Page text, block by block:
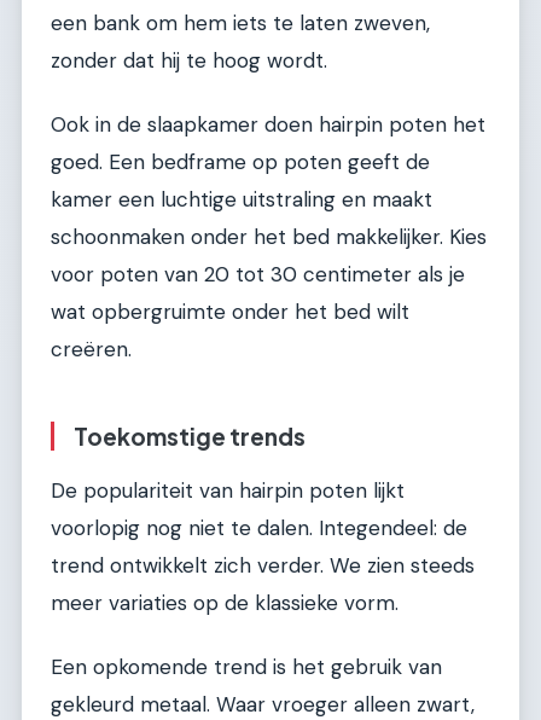
een bank om hem iets te laten zweven,
zonder dat hij te hoog wordt.
Ook in de slaapkamer doen hairpin poten het
goed. Een bedframe op poten geeft de
kamer een luchtige uitstraling en maakt
schoonmaken onder het bed makkelijker. Kies
voor poten van 20 tot 30 centimeter als je
wat opbergruimte onder het bed wilt
creëren.
Toekomstige trends
De populariteit van hairpin poten lijkt
voorlopig nog niet te dalen. Integendeel: de
trend ontwikkelt zich verder. We zien steeds
meer variaties op de klassieke vorm.
Een opkomende trend is het gebruik van
gekleurd metaal. Waar vroeger alleen zwart,